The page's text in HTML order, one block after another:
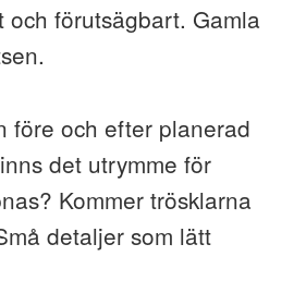
och förutsägbart. Gamla
före och efter planerad
det utrymme för
Kommer trösklarna
detaljer som lätt